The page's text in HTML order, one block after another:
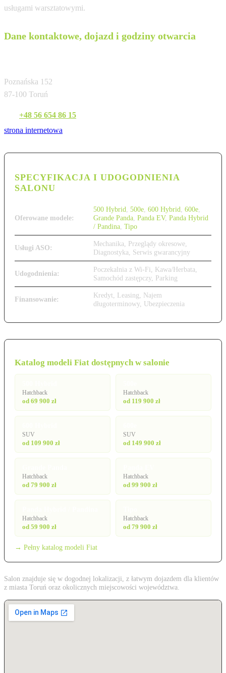
usługami warsztatowymi.
Dane kontaktowe, dojazd i godziny otwarcia
Poznańska 152
87-100 Toruń
+48 56 654 86 15
strona internetowa
SPECYFIKACJA I UDOGODNIENIA
SALONU
Oferowane modele:
500 Hybrid 500e 600 Hybrid 600e
Grande Panda Panda EV, Panda Hybrid
/ Pandina Tipo
Usługi ASO:
Mechanika, Przeglądy okresowe,
Diagnostyka, Serwis gwarancyjny
Udogodnienia:
Poczekalnia z Wi-Fi, Kawa/Herbata,
Samochód zastępczy, Parking
Finansowanie:
Kredyt, Leasing, Najem
długoterminowy, Ubezpieczenia
Katalog modeli Fiat dostępnych w salonie
Hatchback
od 69 900 zł
Hatchback
od 119 900 zł
SUV
od 109 900 zł
SUV
od 149 900 zł
Hatchback
od 79 900 zł
Hatchback
od 99 900 zł
Hatchback
od 59 900 zł
Hatchback
od 79 900 zł
→ Pełny katalog modeli Fiat
Salon znajduje się w dogodnej lokalizacji, z łatwym dojazdem dla klientów
z miasta Toruń oraz okolicznych miejscowości województwa.